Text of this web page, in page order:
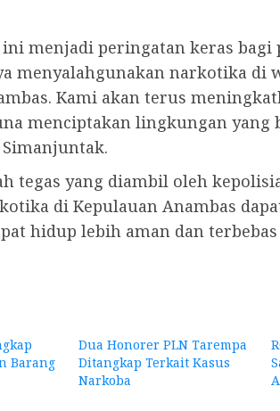
ini menjadi peringatan keras
menyalahgunakan narkotika di
Kami akan terus
menciptakan lingkungan yang
Simanjuntak.
tegas yang diambil oleh
di Kepulauan Anambas
hidup lebih aman dan
Barang
Dua Honorer PLN Tarempa
Ditangkap Terkait Kasus
Narkoba